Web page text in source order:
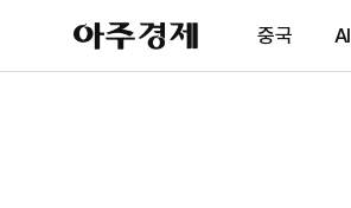
아
주
제
중국 AI